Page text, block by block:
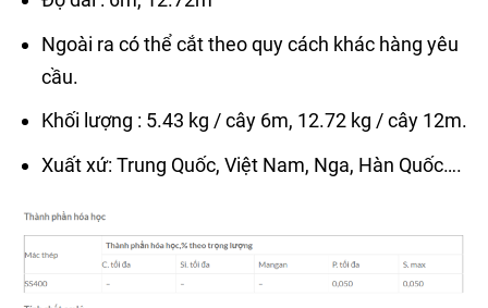
Ngoài ra có thể cắt theo quy cách khác hàng yêu
cầu.
Khối lượng : 5.43 kg / cây 6m, 12.72 kg / cây 12m.
Xuất xứ: Trung Quốc, Việt Nam, Nga, Hàn Quốc….